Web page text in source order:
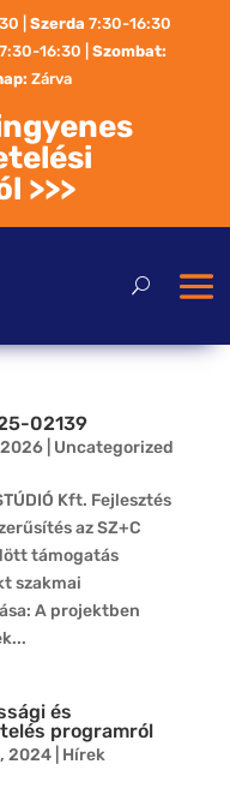
| Szerda 7:30-16:30
7:30-16:30 |Szombat:
Zárva
>>>
02139
2026| Uncategorized
Kft. Fejlesztés
az SZ+C
támogatás
szakmai
A projektben
és
programról
2024| Hírek